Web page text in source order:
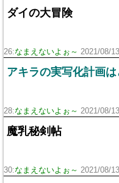
ダイの大冒険
26:なまえないよぉ～ 2021/08/
アキラの実写化計画は
28:なまえないよぉ～ 2021/08/
魔乳秘剣帖
30:なまえないよぉ～ 2021/08/